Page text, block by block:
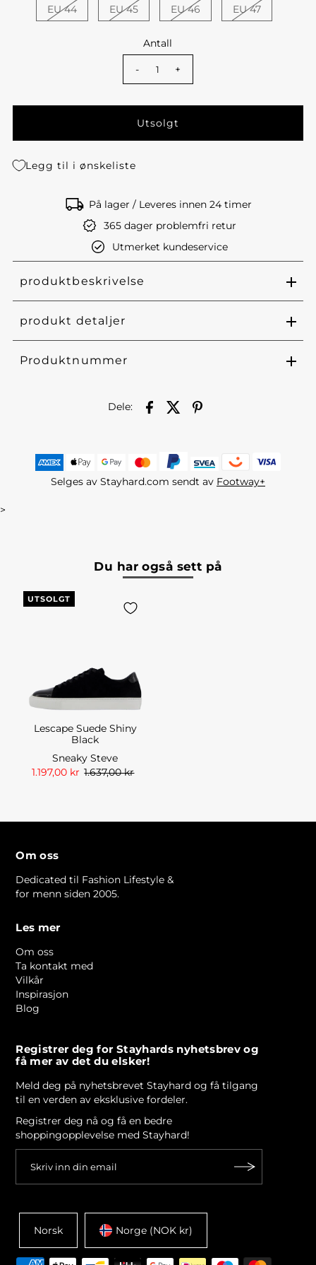
EU 44 EU 45 EU 46 EU 47
Antall
- +
Legg til i ønskeliste
På lager / Leveres innen 24 timer
365 dager problemfri retur
Utmerket kundeservice
produktbeskrivelse
produkt detaljer
Produktnummer
Dele:
Selges av Stayhard.com sendt av Footway+
>
Du har også sett på
UTSOLGT
Lescape Suede Shiny
Black
Sneaky Steve
1.197,00 kr 1.637,00 kr
Om oss
Dedicated til Fashion Lifestyle &
for menn siden 2005.
Les mer
Om oss
Ta kontakt med
Vilkår
Inspirasjon
Blog
Registrer deg for Stayhards nyhetsbrev og
få mer av det du elsker!
Meld deg på nyhetsbrevet Stayhard og få tilgang
til en verden av eksklusive fordeler.
Registrer deg nå og få en bedre
shoppingopplevelse med Stayhard!
Norsk Norge (NOK kr)